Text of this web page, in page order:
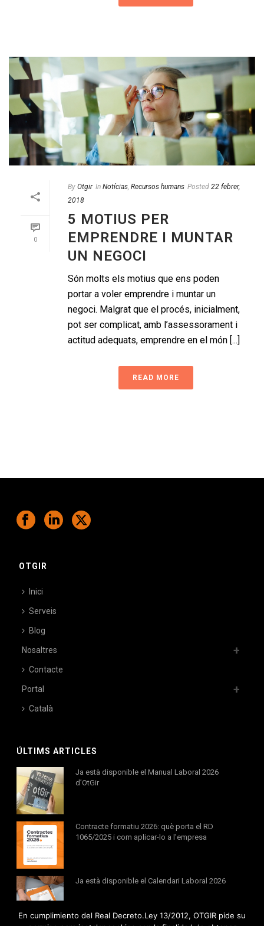
0
By Otgir In Notícias, Recursos humans Posted 22 febrer,
2018
5 MOTIUS PER
EMPRENDRE I MUNTAR
UN NEGOCI
Són molts els motius que ens poden
portar a voler emprendre i muntar un
negoci. Malgrat que el procés, inicialment,
pot ser complicat, amb l’assessorament i
actitud adequats, emprendre en el món [...]
READ MORE
OTGIR
Inici
Serveis
Blog
Nosaltres
Contacte
Portal
Català
ÚLTIMS ARTICLES
Ja està disponible el Manual Laboral 2026
d’OtGir
Contracte formatiu 2026: què porta el RD
1065/2025 i com aplicar-lo a l’empresa
Ja està disponible el Calendari Laboral 2026
En cumplimiento del Real Decreto.Ley 13/2012, OTGIR pide su